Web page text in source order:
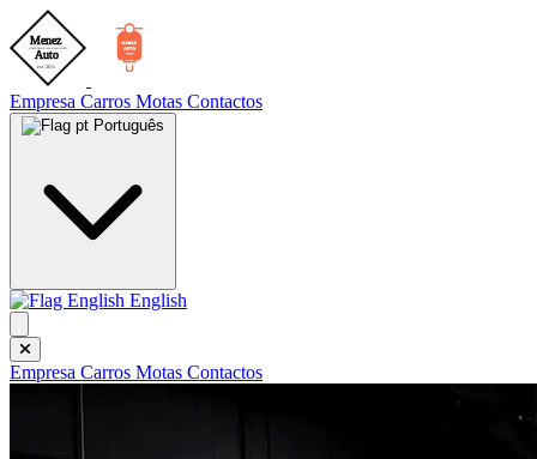
Empresa Carros Motas Contactos
Português
English
Empresa Carros Motas Contactos